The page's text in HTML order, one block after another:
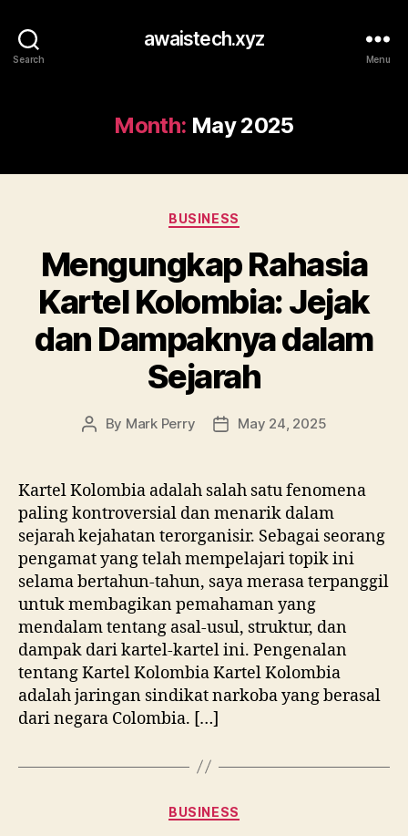
Search
awaistech.xyz
Menu
Month: May 2025
Categories
BUSINESS
Mengungkap Rahasia
Kartel Kolombia: Jejak
dan Dampaknya dalam
Sejarah
Post
By Mark Perry
PostMay 24, 2025
Kartel Kolombia adalah salah satu fenomena
paling kontroversial dan menarik dalam
sejarah kejahatan terorganisir. Sebagai seorang
pengamat yang telah mempelajari topik ini
selama bertahun-tahun, saya merasa terpanggil
untuk membagikan pemahaman yang
mendalam tentang asal-usul, struktur, dan
dampak dari kartel-kartel ini. Pengenalan
tentang Kartel Kolombia Kartel Kolombia
adalah jaringan sindikat narkoba yang berasal
dari negara Colombia. […]
Categories
BUSINESS